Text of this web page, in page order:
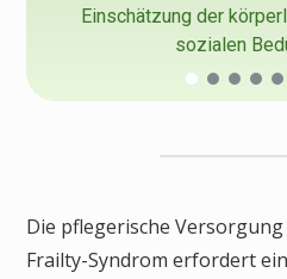
Einschätzung der
sozialen
Die pflegerische
Frailty-Syndrom erfordert